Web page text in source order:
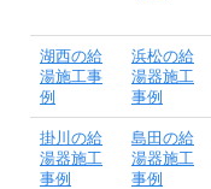
湖西の給
湯施工事
例
浜松の給
湯器施工
事例
掛川の給
湯器施工
事例
島田の給
湯器施工
事例